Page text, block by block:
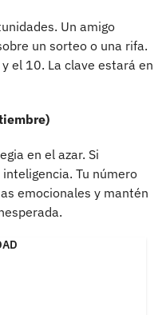
Un amigo
un sorteo o una rifa.
el 10. La clave estará en
en el azar. Si
Tu número
emocionales y mantén